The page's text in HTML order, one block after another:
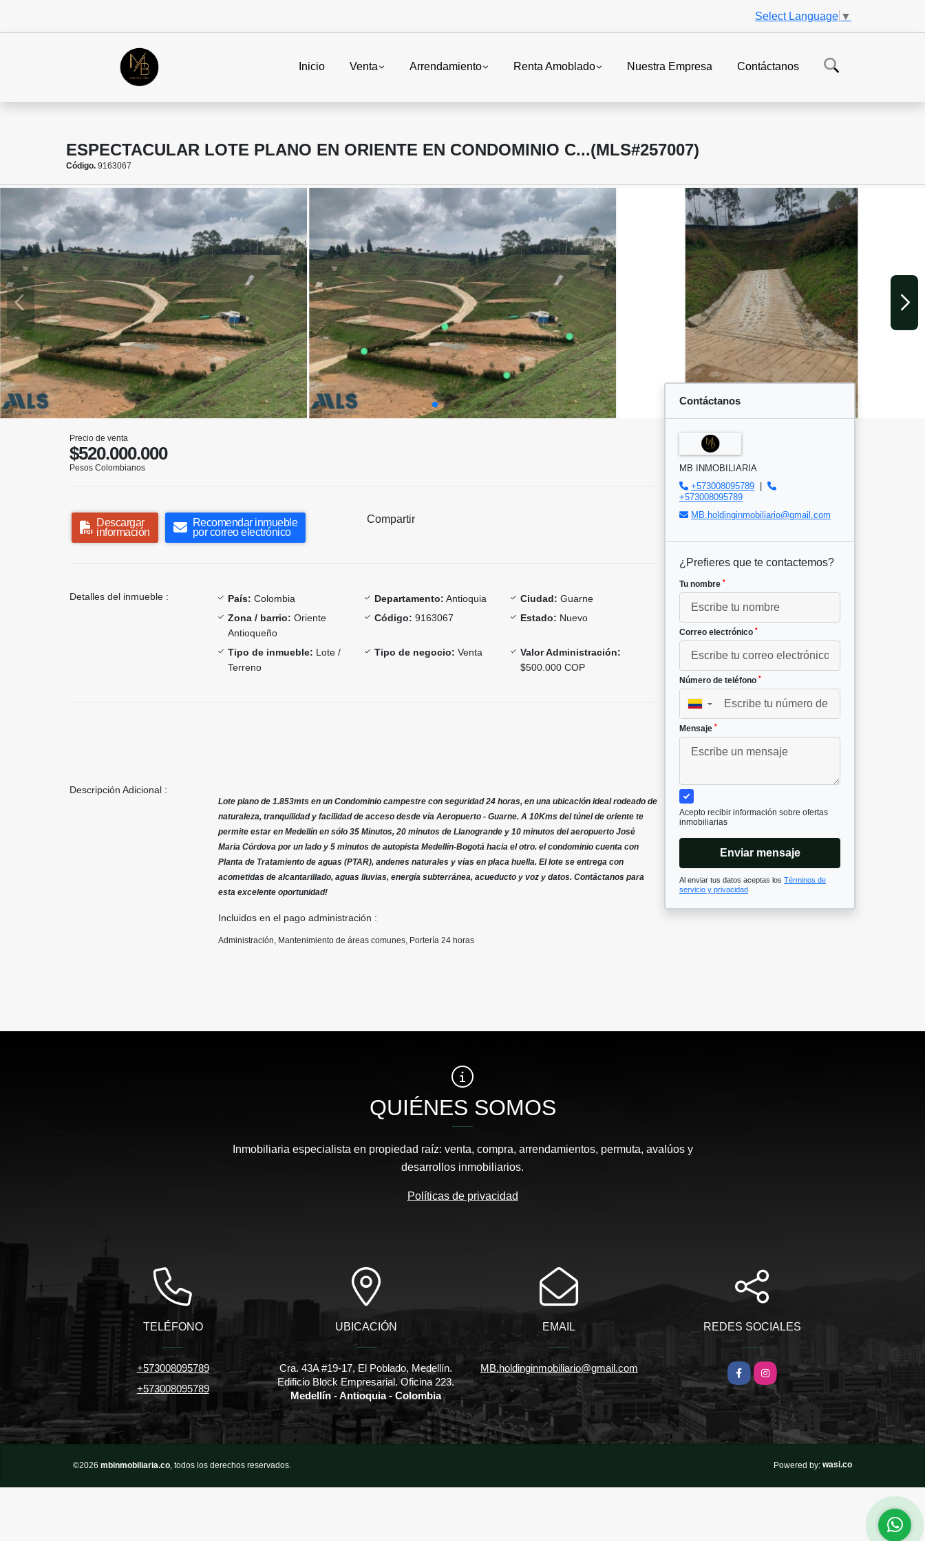
Select Language ▼
Inicio Venta Arrendamiento Renta Amoblado Nuestra Empresa Contáctanos
ESPECTACULAR LOTE PLANO EN ORIENTE EN CONDOMINIO C...(MLS#257007)
Código. 9163067
Precio de venta
$520.000.000
Pesos Colombianos
Descargar
información
Recomendar inmueble
por correo electrónico
Compartir
Detalles del inmueble : País: Colombia Departamento: Antioquia Ciudad: Guarne
Zona / barrio: Oriente
Antioqueño
Código: 9163067 Estado: Nuevo
Tipo de inmueble: Lote /
Terreno
Tipo de negocio: Venta
Valor Administración:
$500.000 COP
Descripción Adicional :
Lote plano de 1.853mts en un Condominio campestre con seguridad 24 horas, en una ubicación ideal rodeado de
naturaleza, tranquilidad y facilidad de acceso desde vía Aeropuerto - Guarne. A 10Kms del túnel de oriente te
permite estar en Medellín en sólo 35 Minutos, 20 minutos de Llanogrande y 10 minutos del aeropuerto José
Maria Córdova por un lado y 5 minutos de autopista Medellín-Bogotá hacia el otro. el condominio cuenta con
Planta de Tratamiento de aguas (PTAR), andenes naturales y vías en placa huella. El lote se entrega con
acometidas de alcantarillado, aguas lluvias, energía subterránea, acueducto y voz y datos. Contáctanos para
esta excelente oportunidad!
Incluidos en el pago administración :
Administración, Mantenimiento de áreas comunes, Portería 24 horas
Contáctanos
MB INMOBILIARIA
+573008095789
+573008095789
MB.holdinginmobiliario@gmail.com
¿Prefieres que te contactemos?
Tu nombre *
Correo electrónico *
Número de teléfono *
▼
Mensaje *
Acepto recibir información sobre ofertas
inmobiliarias
Enviar mensaje
Al enviar tus datos aceptas los Términos de
servicio y privacidad
QUIÉNES SOMOS
Inmobiliaria especialista en propiedad raíz: venta, compra, arrendamientos, permuta, avalúos y
desarrollos inmobiliarios.
Políticas de privacidad
TELÉFONO
+573008095789
+573008095789
UBICACIÓN
Cra. 43A #19-17, El Poblado, Medellín.
Edificio Block Empresarial. Oficina 223.
Medellín - Antioquia - Colombia
EMAIL
MB.holdinginmobiliario@gmail.com
REDES SOCIALES
FacebookInstagram
©2026 mbinmobiliaria.co , todos los derechos reservados. Powered by: wasi.co